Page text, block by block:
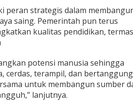
peran strategis dalam
saing. Pemerintah pun terus
kualitas pendidikan,
potensi manusia sehingga
cerdas, terampil, dan bertanggung
untuk membangun sumber
lanjutnya.